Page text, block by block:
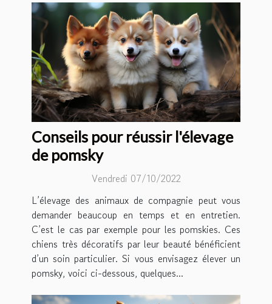
Conseils pour réussir l'élevage
de pomsky
Vendredi 07/10/2022
L’élevage des animaux de compagnie peut vous
demander beaucoup en temps et en entretien.
C’est le cas par exemple pour les pomskies. Ces
chiens très décoratifs par leur beauté bénéficient
d’un soin particulier. Si vous envisagez élever un
pomsky, voici ci-dessous, quelques...